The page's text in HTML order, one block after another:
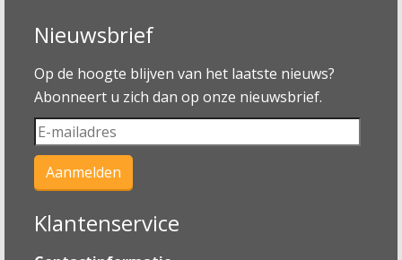
Nieuwsbrief
Op de hoogte blijven van het laatste nieuws?
Abonneert u zich dan op onze nieuwsbrief.
Klantenservice